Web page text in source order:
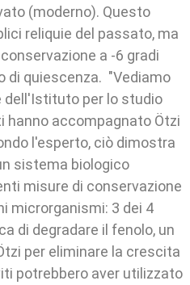
(moderno). Questo
reliquie del passato, ma
a -6 gradi
di quiescenza. "Vediamo
dell'Istituto per lo studio
hanno accompagnato Ötzi
l'esperto, ciò dimostra
sistema biologico
misure di conservazione
microrganismi: 3 dei 4
di degradare il fenolo, un
per eliminare la crescita
potrebbero aver utilizzato